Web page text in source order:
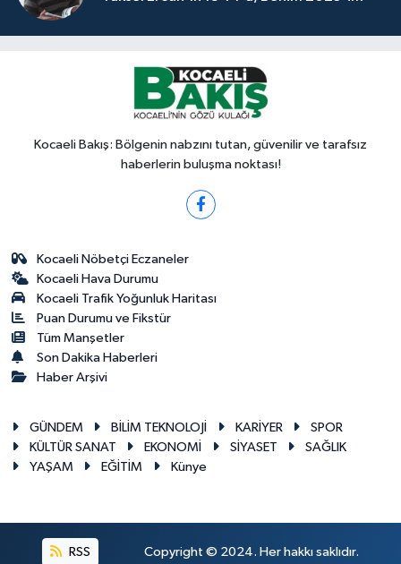
Kocaeli Bakış: Bölgenin nabzını tutan, güvenilir ve tarafsız
haberlerin buluşma noktası!
Kocaeli Nöbetçi Eczaneler
Kocaeli Hava Durumu
Kocaeli Trafik Yoğunluk Haritası
Puan Durumu ve Fikstür
Tüm Manşetler
Son Dakika Haberleri
Haber Arşivi
GÜNDEM BİLİM TEKNOLOJİ KARİYER
SPOR
KÜLTÜR SANAT
EKONOMİ SİYASET
SAĞLIK
YAŞAM
EĞİTİM Künye
RSS Copyright © 2024. Her hakkı saklıdır.